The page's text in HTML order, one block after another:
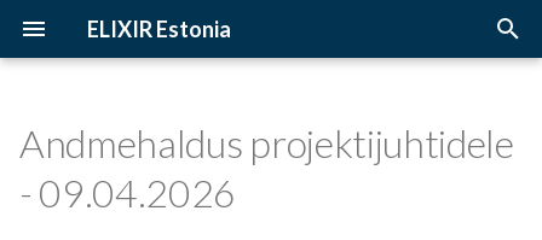
ELIXIR Estonia
2026
3D-BioInfo
Upcoming Trainings
Introduction
Andmehaldus projektijuhtidele
- 09.04.2026